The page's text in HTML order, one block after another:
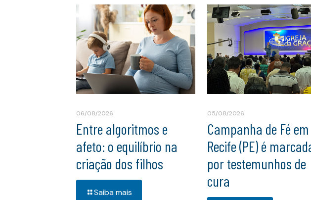
06/08/2026
Entre algoritmos e
afeto: o equilíbrio na
criação dos filhos
Saiba mais
05/08/2026
Campanha de Fé em
Recife (PE) é
por testemunhos de
cura